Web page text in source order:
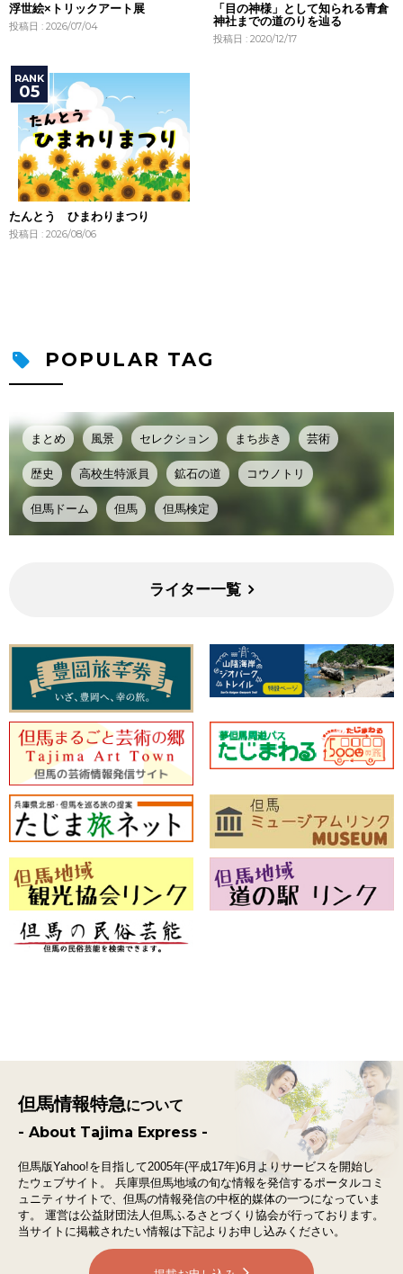
浮世絵×トリックアート展
投稿日 : 2026/07/04
「目の神様」として知られる青倉
神社までの道のりを辿る
投稿日 : 2020/12/17
たんとう ひまわりまつり
投稿日 : 2026/08/06
POPULAR TAG
まとめ 風景 セレクション まち歩き 芸術
歴史 高校生特派員 鉱石の道 コウノトリ
但馬ドーム 但馬 但馬検定
ライター一覧
但馬情報特急について
- About Tajima Express -
但馬版Yahoo!を目指して2005年(平成17年)6月よりサービスを開始し
たウェブサイト。
兵庫県但馬地域の旬な情報を発信するポータルコミ
ュニティサイトで、 但馬の情報発信の中枢的媒体の一つになっていま
す。
運営は公益財団法人但馬ふるさとづくり協会が行っております。
当サイトに掲載されたい情報は下記よりお申し込みください。